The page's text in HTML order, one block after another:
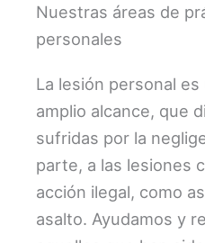
Nuestras áreas de
personales
La lesión personal
amplio alcance, que
sufridas por la
parte, a las lesiones
acción ilegal, como
asalto. Ayudamos y